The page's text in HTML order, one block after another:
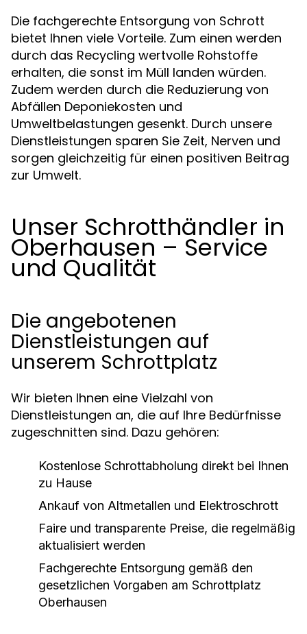
Die fachgerechte Entsorgung von Schrott
bietet Ihnen viele Vorteile. Zum einen werden
durch das Recycling wertvolle Rohstoffe
erhalten, die sonst im Müll landen würden.
Zudem werden durch die Reduzierung von
Abfällen Deponiekosten und
Umweltbelastungen gesenkt. Durch unsere
Dienstleistungen sparen Sie Zeit, Nerven und
sorgen gleichzeitig für einen positiven Beitrag
zur Umwelt.
Unser Schrotthändler in
Oberhausen – Service
und Qualität
Die angebotenen
Dienstleistungen auf
unserem Schrottplatz
Wir bieten Ihnen eine Vielzahl von
Dienstleistungen an, die auf Ihre Bedürfnisse
zugeschnitten sind. Dazu gehören:
Kostenlose Schrottabholung direkt bei Ihnen
zu Hause
Ankauf von Altmetallen und Elektroschrott
Faire und transparente Preise, die regelmäßig
aktualisiert werden
Fachgerechte Entsorgung gemäß den
gesetzlichen Vorgaben am Schrottplatz
Oberhausen